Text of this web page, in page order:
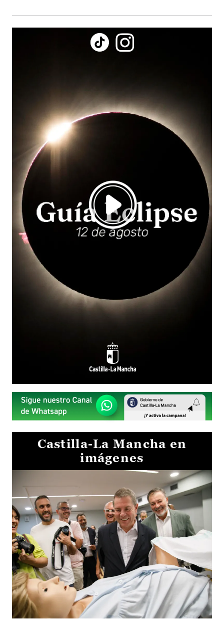
Castilla-La Mancha en
imágenes